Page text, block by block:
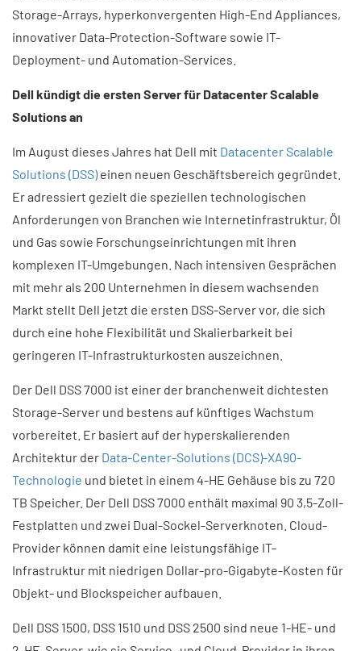
Storage-Arrays, hyperkonvergenten High-End Appliances,
innovativer Data-Protection-Software sowie IT-
Deployment- und Automation-Services.
Dell kündigt die ersten Server für Datacenter Scalable
Solutions an
Im August dieses Jahres hat Dell mit Datacenter Scalable
Solutions (DSS)einen neuen Geschäftsbereich gegründet.
Er adressiert gezielt die speziellen technologischen
Anforderungen von Branchen wie Internetinfrastruktur, Öl
und Gas sowie Forschungseinrichtungen mit ihren
komplexen IT-Umgebungen. Nach intensiven Gesprächen
mit mehr als 200 Unternehmen in diesem wachsenden
Markt stellt Dell jetzt die ersten DSS-Server vor, die sich
durch eine hohe Flexibilität und Skalierbarkeit bei
geringeren IT-Infrastrukturkosten auszeichnen.
Der Dell DSS 7000 ist einer der branchenweit dichtesten
Storage-Server und bestens auf künftiges Wachstum
vorbereitet. Er basiert auf der hyperskalierenden
Architektur der Data-Center-Solutions (DCS)-XA90-
Technologie und bietet in einem 4-HE Gehäuse bis zu 720
TB Speicher. Der Dell DSS 7000 enthält maximal 90 3,5-Zoll-
Festplatten und zwei Dual-Sockel-Serverknoten. Cloud-
Provider können damit eine leistungsfähige IT-
Infrastruktur mit niedrigen Dollar-pro-Gigabyte-Kosten für
Objekt- und Blockspeicher aufbauen.
Dell DSS 1500, DSS 1510 und DSS 2500 sind neue 1-HE- und